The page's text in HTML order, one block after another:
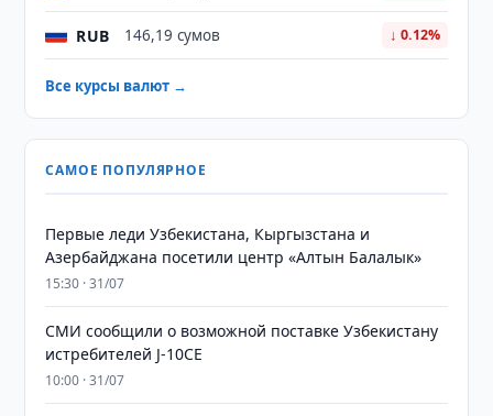
RUB 146,19 сумов ↓ 0.12%
Все курсы валют →
САМОЕ ПОПУЛЯРНОЕ
Первые леди Узбекистана, Кыргызстана и
Азербайджана посетили центр «Алтын Балалык»
15:30 · 31/07
СМИ сообщили о возможной поставке Узбекистану
истребителей J-10CE
10:00 · 31/07